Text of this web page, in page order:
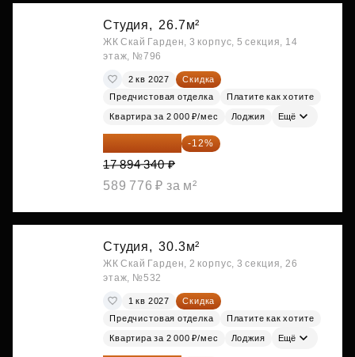
Студия, 26.7м²
ЖК Скай Гарден, 3 корпус, 5 секция, 14
этаж, №796
2 кв 2027
Скидка
Предчистовая отделка
Платите как хотите
Квартира за 2 000 ₽/мес Лоджия Ещё
15 747 019 ₽ -12%
17 894 340 ₽
589 776 ₽ за м²
Студия, 30.3м²
ЖК Скай Гарден, 2 корпус, 3 секция, 26
этаж, №532
1 кв 2027
Скидка
Предчистовая отделка
Платите как хотите
Квартира за 2 000 ₽/мес Лоджия Ещё